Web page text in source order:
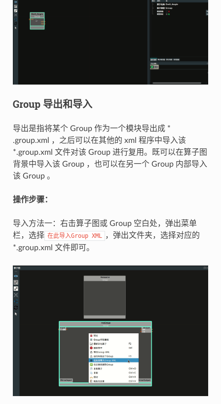
Group 导出和导入
导出是指将某个 Group 作为一个模块导出成 *
.group.xml ，之后可以在其他的 xml 程序中导入该
*.group.xml 文件对该 Group 进行复用。既可以在算子图
背景中导入该 Group ，也可以在另一个 Group 内部导入
该 Group 。
操作步骤：
导入方法一：右击算子图或 Group 空白处，弹出菜单
栏，选择 在此导入Group XML
，弹出文件夹，选择对应的
*.group.xml 文件即可。